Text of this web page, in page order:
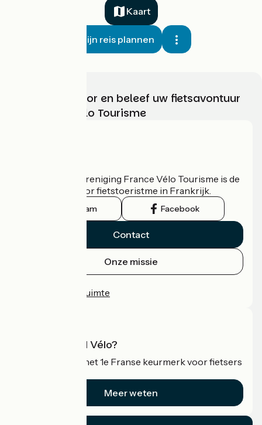
Kaart
Mijn reis plannen
Kies, bereid voor en beleef uw fietsavontuur
met France Vélo Tourisme
De nationale vereniging France Vélo Tourisme is de
officiële gids voor fietstoeristme in Frankrijk.
Instagram Facebook
Contact
Onze missie
Professionele ruimte
Wat is Accueil Vélo?
Accueil Vélo is het 1e Franse keurmerk voor fietsers
Meer weten